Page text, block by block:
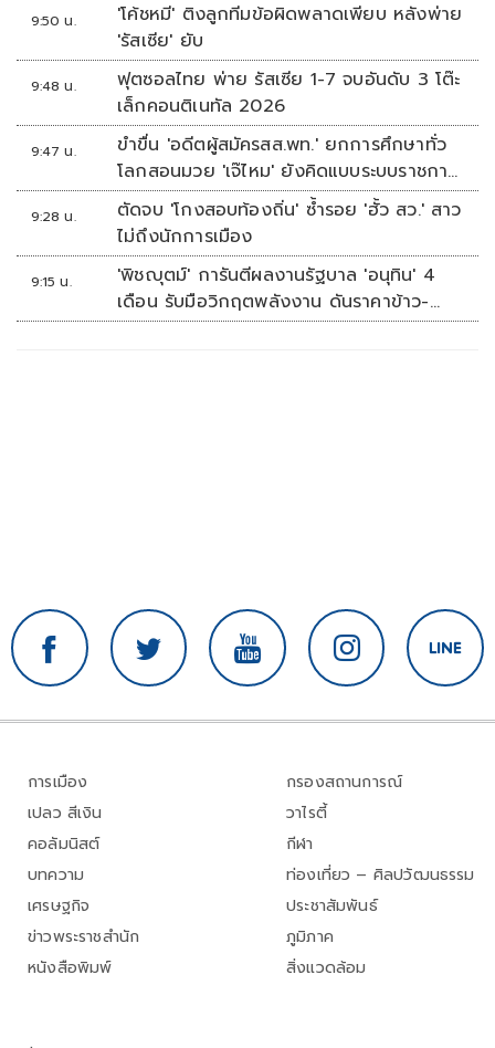
9:50 น.
'โค้ชหมี' ติงลูกทีมข้อผิดพลาดเพียบ หลังพ่าย
'รัสเซีย' ยับ
9:48 น.
ฟุตซอลไทย พ่าย รัสเซีย 1-7 จบอันดับ 3 โต๊ะ
เล็กคอนติเนทัล 2026
9:47 น.
ขำขื่น 'อดีตผู้สมัครสส.พท.' ยกการศึกษาทั่ว
โลกสอนมวย 'เจ๊ไหม' ยังคิดแบบระบบราชการ
เดิม
9:28 น.
ตัดจบ 'โกงสอบท้องถิ่น' ซ้ำรอย 'ฮั้ว สว.' สาว
ไม่ถึงนักการเมือง
9:15 น.
'พิชญุตม์' การันตีผลงานรัฐบาล 'อนุทิน' 4
เดือน รับมือวิกฤตพลังงาน ดันราคาข้าว-
ยาง-ปาล์ม พุ่งต่อเนื่อง พร้อมอัดมาตรการ
การเมือง
เปลว สีเงิน
คอลัมนิสต์
บทความ
เศรษฐกิจ
ข่าวพระราชสำนัก
หนังสือพิมพ์
กรองสถานการณ์
วาไรตี้
กีฬา
ท่องเที่ยว – ศิลปวัฒนธรรม
ประชาสัมพันธ์
ภูมิภาค
สิ่งแวดล้อม